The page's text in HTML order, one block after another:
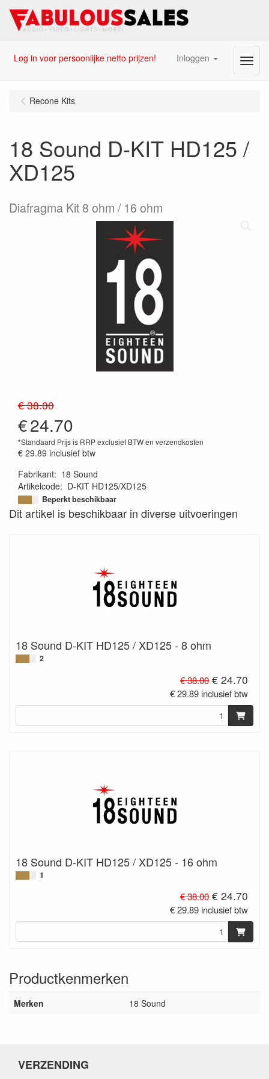
Log in voor persoonlijke netto prijzen! Inloggen Menu
Recone Kits
18 Sound D-KIT HD125 /
XD125
Diafragma Kit 8 ohm / 16 ohm
€ 38.00
€24.70
*Standaard Prijs is RRP exclusief BTW en verzendkosten
€ 29.89 inclusief btw
Fabrikant: 18 Sound
Artikelcode: D-KIT HD125/XD125
Beperkt beschikbaar
Dit artikel is beschikbaar in diverse uitvoeringen
18 Sound D-KIT HD125 / XD125 - 8 ohm
2
€ 38.00€ 24.70
€ 29.89 inclusief btw
18 Sound D-KIT HD125 / XD125 - 16 ohm
1
€ 38.00€ 24.70
€ 29.89 inclusief btw
Productkenmerken
Merken 18 Sound
VERZENDING